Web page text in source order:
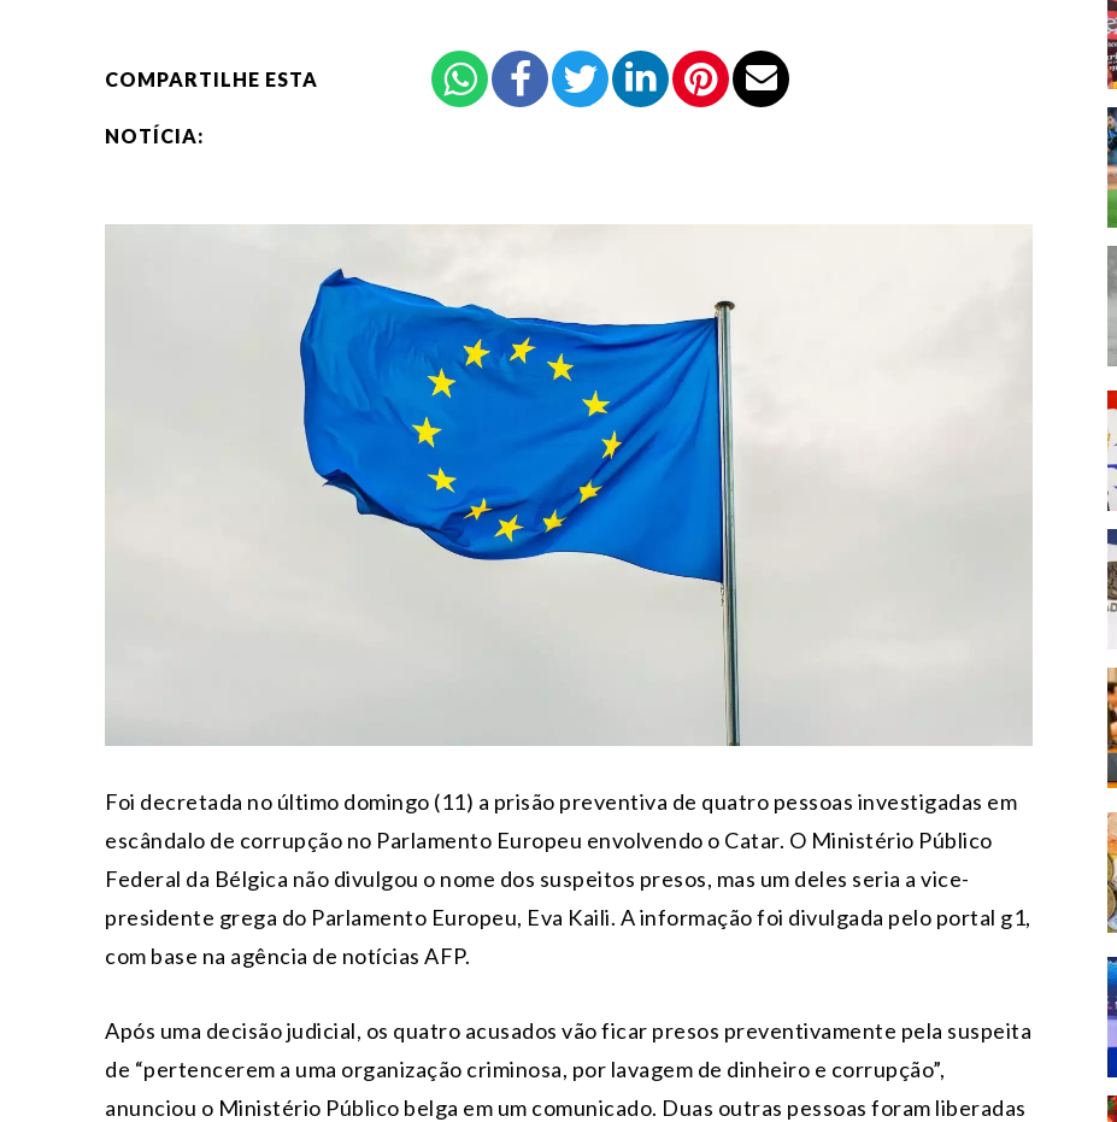
COMPARTILHE ESTA
NOTÍCIA:
Foi decretada no último domingo (11) a prisão preventiva de quatro pessoas investigadas em
escândalo de corrupção no Parlamento Europeu envolvendo o Catar. O Ministério Público
Federal da Bélgica não divulgou o nome dos suspeitos presos, mas um deles seria a vice-
presidente grega do Parlamento Europeu, Eva Kaili. A informação foi divulgada pelo portal g1,
com base na agência de notícias AFP.
Após uma decisão judicial, os quatro acusados vão ficar presos preventivamente pela suspeita
de “pertencerem a uma organização criminosa, por lavagem de dinheiro e corrupção”,
anunciou o Ministério Público belga em um comunicado. Duas outras pessoas foram liberadas